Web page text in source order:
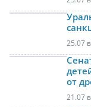
25.07
от
21.07